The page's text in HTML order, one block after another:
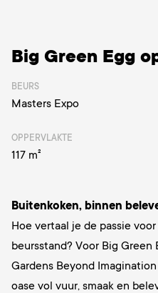
BEURS
Masters Expo
OPPERVLAKTE
117 m²
Big Green Egg
Buitenkoken, binnen
Hoe vertaal je de passie
beursstand? Voor Big Green
Gardens Beyond
oase vol vuur, smaak en